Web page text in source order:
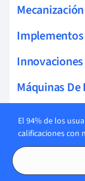
Máquinas De
Tecnología
El 94% de los
calificaciones con